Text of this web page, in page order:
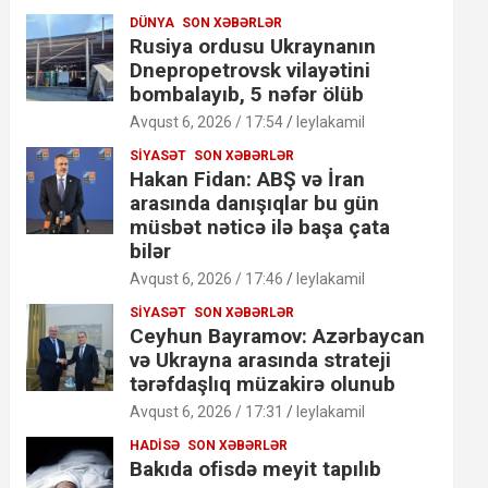
DÜNYA SON XƏBƏRLƏR
Rusiya ordusu Ukraynanın
Dnepropetrovsk vilayətini
bombalayıb, 5 nəfər ölüb
Avqust 6, 2026 / 17:54 leylakamil
SIYASƏT SON XƏBƏRLƏR
Hakan Fidan: ABŞ və İran
arasında danışıqlar bu gün
müsbət nəticə ilə başa çata
bilər
Avqust 6, 2026 / 17:46 leylakamil
SIYASƏT SON XƏBƏRLƏR
Ceyhun Bayramov: Azərbaycan
və Ukrayna arasında strateji
tərəfdaşlıq müzakirə olunub
Avqust 6, 2026 / 17:31 leylakamil
HADISƏ SON XƏBƏRLƏR
Bakıda ofisdə meyit tapılıb